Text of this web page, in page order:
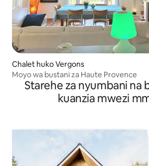
Chalet huko Vergons
Moyo wa bustani za Haute Provence
Starehe za nyumbani na
kuanzia mwezi